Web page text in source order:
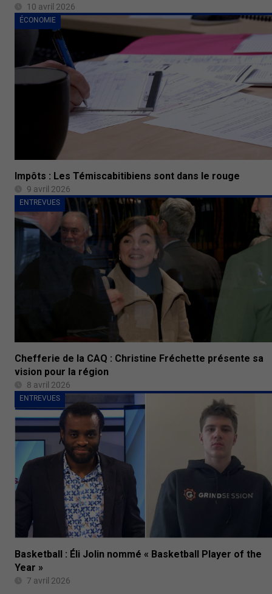
10 avril 2026
ÉCONOMIE
Impôts : Les Témiscabitibiens sont dans le rouge
9 avril 2026
ENTREVUES
Chefferie de la CAQ : Christine Fréchette présente sa
vision pour la région
8 avril 2026
ENTREVUES
Basketball : Éli Jolin nommé « Basketball Player of the
Year »
7 avril 2026